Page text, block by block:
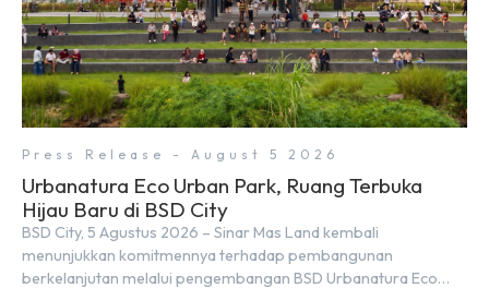
Press Release - August 5 2026
Urbanatura Eco Urban Park, Ruang Terbuka
Hijau Baru di BSD City
BSD City, 5 Agustus 2026 – Sinar Mas Land kembali
menunjukkan komitmennya terhadap pembangunan
berkelanjutan melalui pengembangan BSD Urbanatura Eco